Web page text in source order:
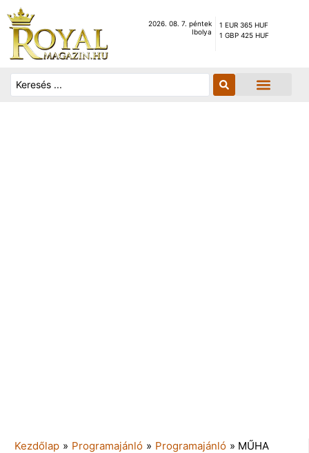
2026. 08. 7. péntek
Ibolya
1 EUR 365 HUF
1 GBP 425 HUF
Kezdőlap » Programajánló » Programajánló » MŰHA